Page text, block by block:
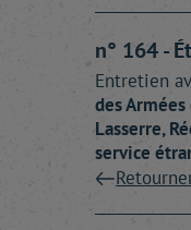
n° 164 -
Entretien
des
Lasserre,
service